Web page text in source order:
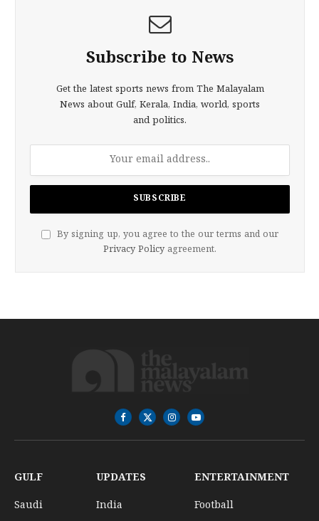
Subscribe to News
Get the latest sports news from The Malayalam
News about Gulf, Kerala, India, world, sports
and politics.
By signing up, you agree to the our terms and our
Privacy Policy agreement.
Facebook
X
(Twitter)
InstagramYouTube
GULF
Saudi
UPDATES
India
ENTERTAINMENT
Football